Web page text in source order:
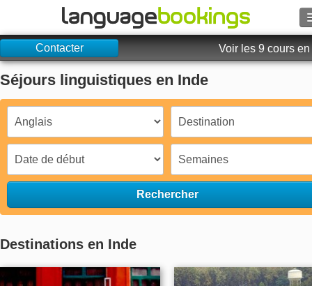
Contactez-nous
Se connecter
Contacter Voir les 9 cours
Séjours linguistiques en Inde
Rechercher
Destinations en Inde